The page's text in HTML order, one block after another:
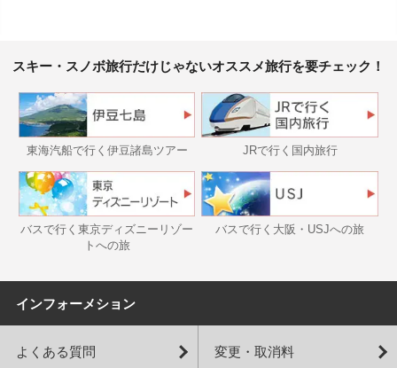
スキー・スノボ旅行だけじゃないオススメ旅行を要チェック！
東海汽船で行く伊豆諸島ツアー JRで行く国内旅行
バスで行く東京ディズニーリゾー
トへの旅
バスで行く大阪・USJへの旅
インフォーメション
よくある質問 変更・取消料